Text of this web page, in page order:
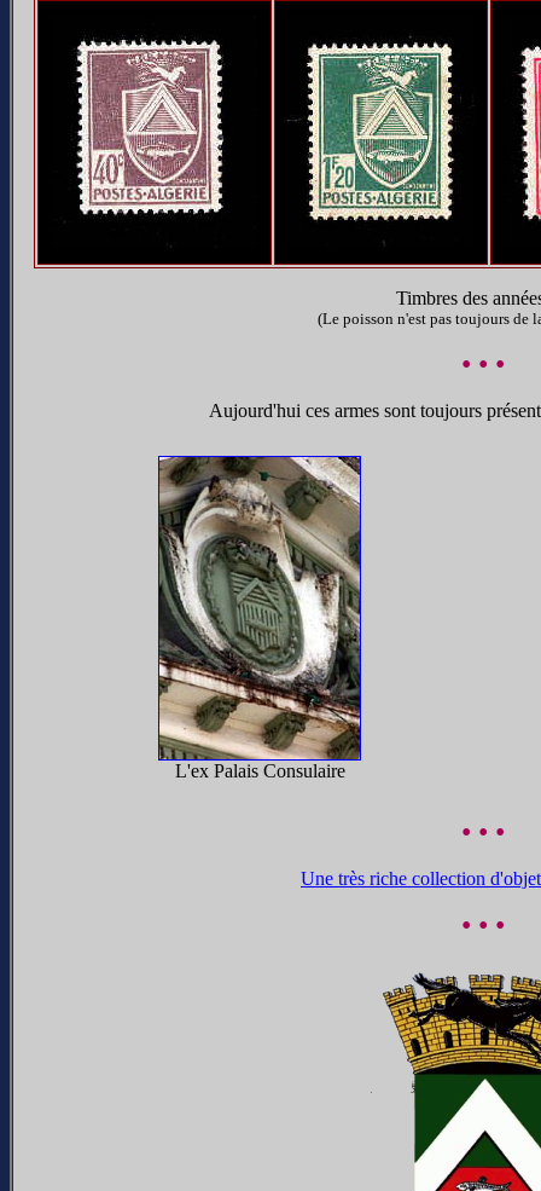
Timbres des
(Le poisson n'est pas toujours de
• • •
Aujourd'hui ces armes sont toujours
L'ex Palais Consulaire
• • •
Une très riche collection
• • •